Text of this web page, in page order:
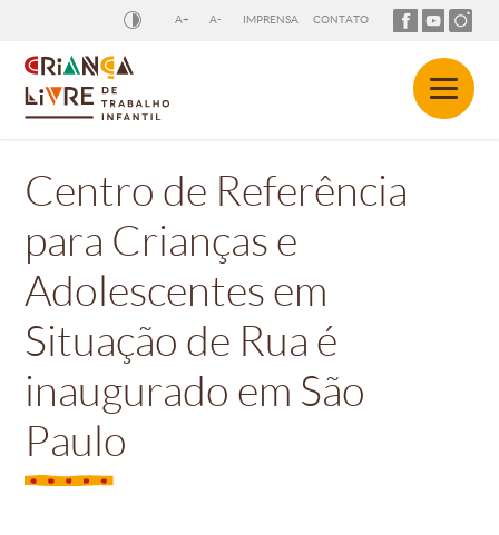
A+ A- IMPRENSA CONTATO
Centro de Referência
para Crianças e
Adolescentes em
Situação de Rua é
inaugurado em São
Paulo